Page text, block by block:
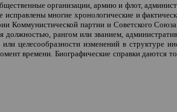
организации, армию и флот,
многие хронологические и
Коммунистической партии и Советского
должностью, рангом или званием,
целесообразности изменений в структуре
времени. Биографические справки даются